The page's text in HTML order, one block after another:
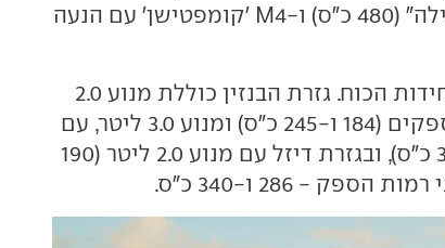
בהספק של M4 "הרגילה" (480 כ"ס) ו-M4 'קומפטישן' עם הנעה
גם אין שינוי בשאר יחידות הכוח. גזרת הבנזין כוללת מנוע 2.0
ליטר מוגדש בשני הספקים (184 ו-245 כ"ס) ומנוע 3.0 ליטר, עם
שישה צילינדרים (374 כ"ס), ובגזרת דיזל עם מנוע 2.0 ליטר (190